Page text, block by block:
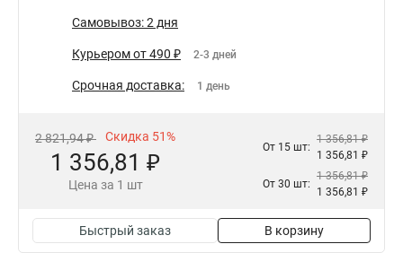
Самовывоз: 2 дня
Курьером от 490 ₽ 2-3 дней
Срочная доставка: 1 день
2 821,94 ₽ Скидка 51%
1 356,81 ₽
Цена за 1 шт
От 15 шт:
1 356,81 ₽
1 356,81 ₽
От 30 шт:
1 356,81 ₽
1 356,81 ₽
Быстрый заказ В корзину